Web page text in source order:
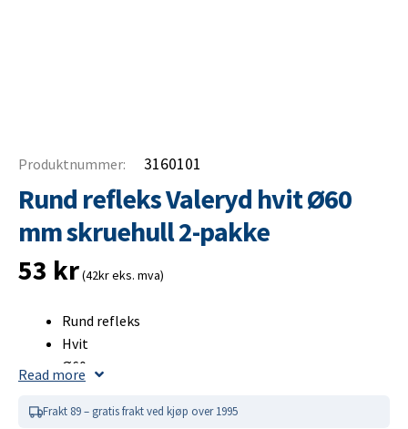
Produktnummer: 3160101
Rund refleks Valeryd hvit Ø60
mm skruehull 2-pakke
53 kr(42kr eks. mva)
Rund refleks
Hvit
Ø60 mm
2-pakke
Read more
Frakt 89 – gratis frakt ved kjøp over 1995